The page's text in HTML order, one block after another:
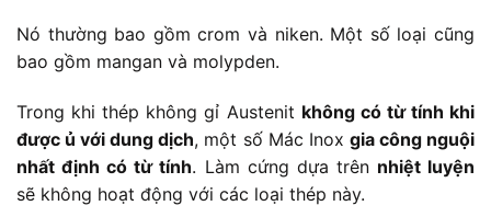
Nó thường bao gồm crom và niken. Một số loại cũng
bao gồm mangan và molypden.
Trong khi thép không gỉ Austenit không có từ tính khi
được ủ với dung dịch, một số Mác Inox gia công nguội
nhất định có từ tính. Làm cứng dựa trên nhiệt luyện
sẽ không hoạt động với các loại thép này.